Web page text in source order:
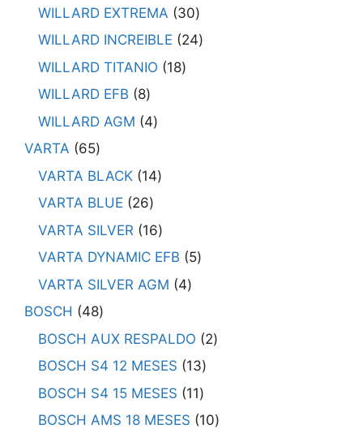
WILLARD EXTREMA
30
WILLARD INCREIBLE
24
WILLARD TITANIO
18
WILLARD EFB
8
WILLARD AGM
4
VARTA
65
VARTA BLACK 14
VARTA BLUE
26
VARTA SILVER
16
VARTA DYNAMIC EFB
5
VARTA SILVER AGM
4
BOSCH
48
BOSCH AUX RESPALDO
2
BOSCH S4 12 MESES
13
BOSCH S4 15 MESES
11
BOSCH AMS 18 MESES
10